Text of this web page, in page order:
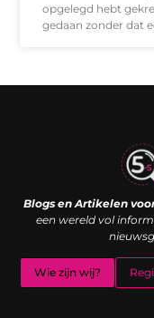
opgelegd hebt
gedaan zonder dat
Blogs en Artikelen
een wereld vol
Wie zijn wij?